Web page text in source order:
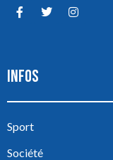
INFOS
Sport
Société